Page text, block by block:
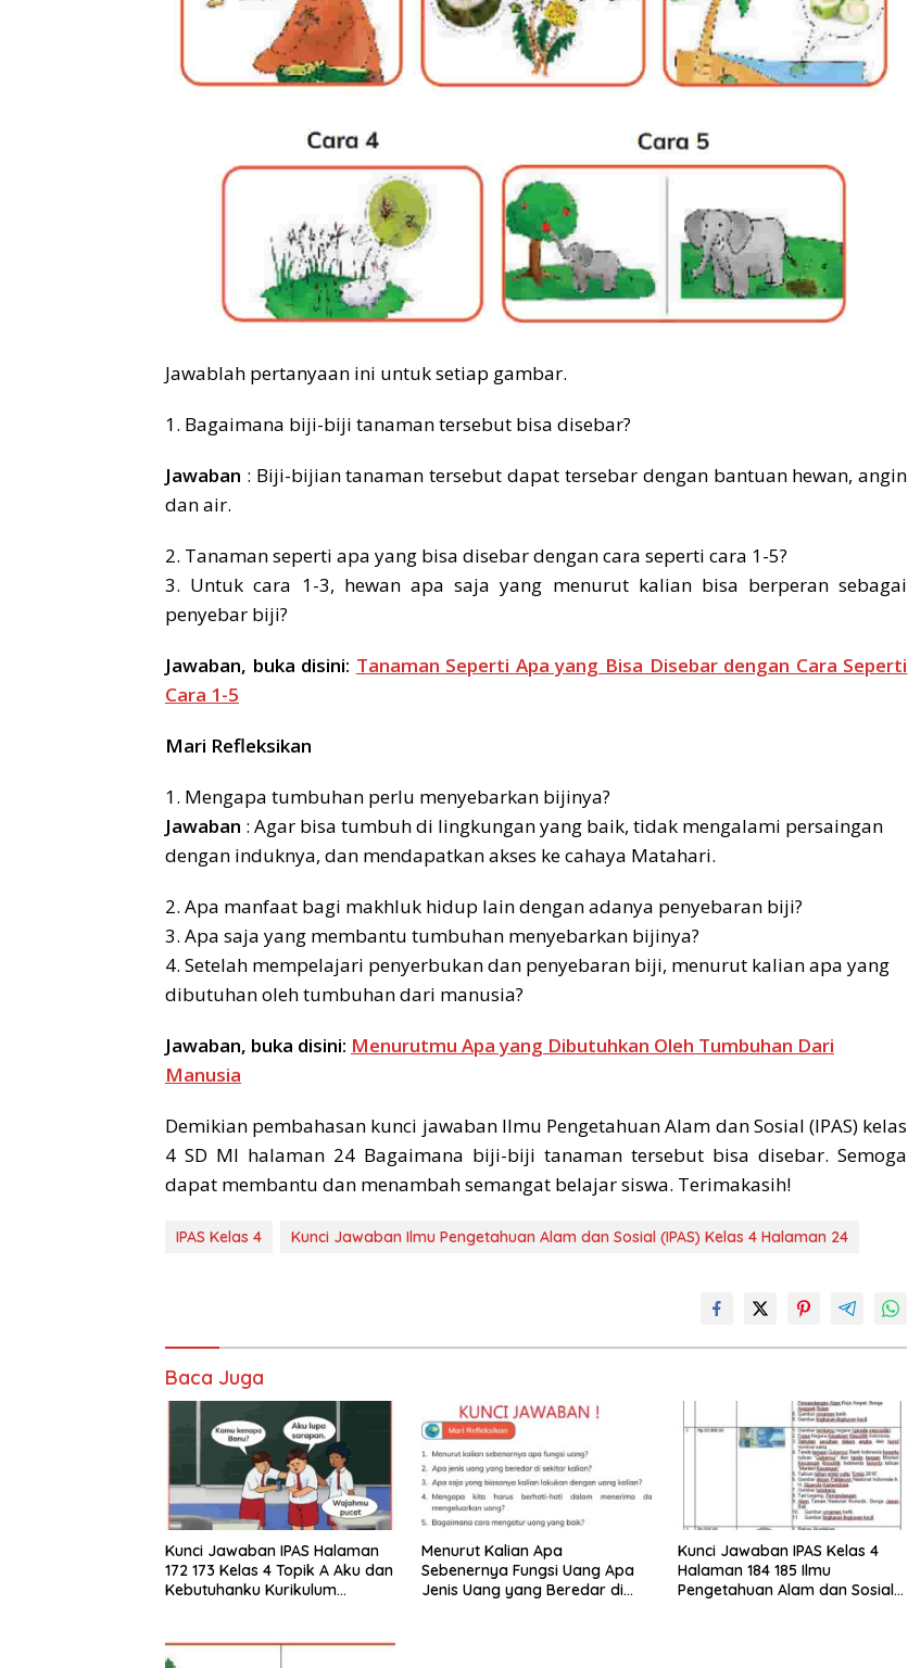
Jawablah pertanyaan ini untuk setiap gambar.
1. Bagaimana biji-biji tanaman tersebut bisa disebar?
Jawaban : Biji-bijian tanaman tersebut dapat tersebar dengan bantuan hewan, angin
dan air.
2. Tanaman seperti apa yang bisa disebar dengan cara seperti cara 1-5?
3. Untuk cara 1-3, hewan apa saja yang menurut kalian bisa berperan sebagai
penyebar biji?
Jawaban, buka disini: Tanaman Seperti Apa yang Bisa Disebar dengan Cara Seperti
Cara 1-5
Mari Refleksikan
1. Mengapa tumbuhan perlu menyebarkan bijinya?
Jawaban : Agar bisa tumbuh di lingkungan yang baik, tidak mengalami persaingan
dengan induknya, dan mendapatkan akses ke cahaya Matahari.
2. Apa manfaat bagi makhluk hidup lain dengan adanya penyebaran biji?
3. Apa saja yang membantu tumbuhan menyebarkan bijinya?
4. Setelah mempelajari penyerbukan dan penyebaran biji, menurut kalian apa yang
dibutuhan oleh tumbuhan dari manusia?
Jawaban, buka disini: Menurutmu Apa yang Dibutuhkan Oleh Tumbuhan Dari
Manusia
Demikian pembahasan kunci jawaban Ilmu Pengetahuan Alam dan Sosial (IPAS) kelas
4 SD MI halaman 24 Bagaimana biji-biji tanaman tersebut bisa disebar. Semoga
dapat membantu dan menambah semangat belajar siswa. Terimakasih!
IPAS Kelas 4 Kunci Jawaban Ilmu Pengetahuan Alam dan Sosial (IPAS) Kelas 4 Halaman 24
Baca Juga
Kunci Jawaban IPAS Halaman
172 173 Kelas 4 Topik A Aku dan
Kebutuhanku Kurikulum
Menurut Kalian Apa
Sebenernya Fungsi Uang Apa
Jenis Uang yang Beredar di
Kunci Jawaban IPAS Kelas 4
Halaman 184 185 Ilmu
Pengetahuan Alam dan Sosial